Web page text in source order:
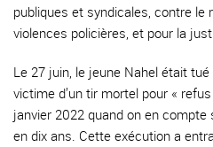
publiques et syndicales, contre
violences policières, et pour la
Le 27 juin, le jeune Nahel était
victime d’un tir mortel pour «
janvier 2022 quand on en
en dix ans. Cette exécution a